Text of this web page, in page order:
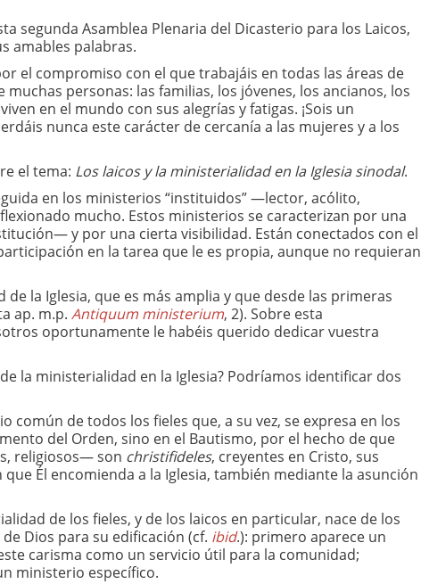
segunda Asamblea Plenaria del Dicasterio para los Laicos,
amables palabras.
el compromiso con el que trabajáis en todas las áreas de
personas: las familias, los jóvenes, los ancianos, los
en el mundo con sus alegrías y fatigas. ¡Sois un
nunca este carácter de cercanía a las mujeres y a los
el tema: Los laicos y la ministerialidad en la Iglesia sinodal.
en los ministerios “instituidos” —lector, acólito,
mucho. Estos ministerios se caracterizan por una
y por una cierta visibilidad. Están conectados con el
en la tarea que le es propia, aunque no requieran
la Iglesia, que es más amplia y que desde las primeras
ap. m.p. Antiquum ministerium, 2). Sobre esta
oportunamente le habéis querido dedicar vuestra
la ministerialidad en la Iglesia? Podríamos identificar dos
común de todos los fieles que, a su vez, se expresa en los
del Orden, sino en el Bautismo, por el hecho de que
religiosos— son christifideles, creyentes en Cristo, sus
Él encomienda a la Iglesia, también mediante la asunción
de los fieles, y de los laicos en particular, nace de los
Dios para su edificación (cf. ibid.): primero aparece un
carisma como un servicio útil para la comunidad;
ministerio específico.